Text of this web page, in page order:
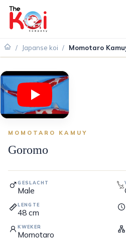
/ Japanse koi / Momotaro
MOMOTARO KAMUY
Goromo
GESLACHT
Male
LENGTE
48 cm
KWEKER
Momotaro